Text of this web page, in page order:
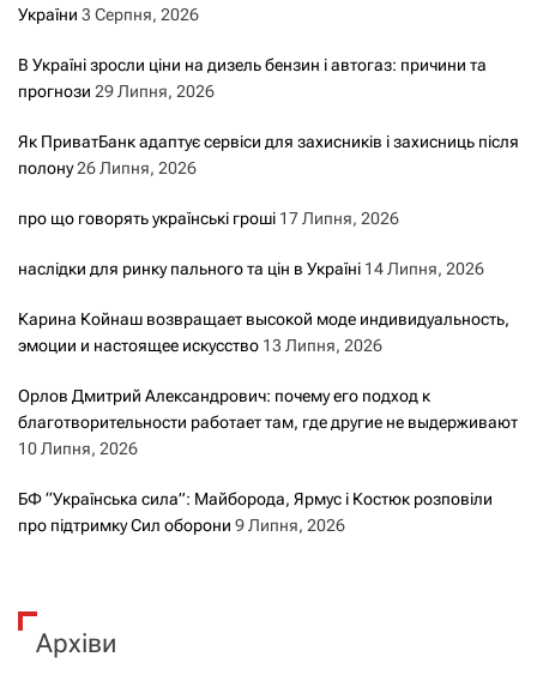
України 3 Серпня, 2026
В Україні зросли ціни на дизель бензин і автогаз: причини та
прогнози 29 Липня, 2026
Як ПриватБанк адаптує сервіси для захисників і захисниць після
полону26 Липня, 2026
про що говорять українські гроші 17 Липня, 2026
наслідки для ринку пального та цін в Україні 14 Липня, 2026
Карина Койнаш возвращает высокой моде индивидуальность,
эмоции и настоящее искусство 13 Липня, 2026
Орлов Дмитрий Александрович: почему его подход к
благотворительности работает там, где другие не выдерживают
10 Липня, 2026
БФ “Українська сила”: Майборода, Ярмус і Костюк розповіли
про підтримку Сил оборони 9 Липня, 2026
Архіви